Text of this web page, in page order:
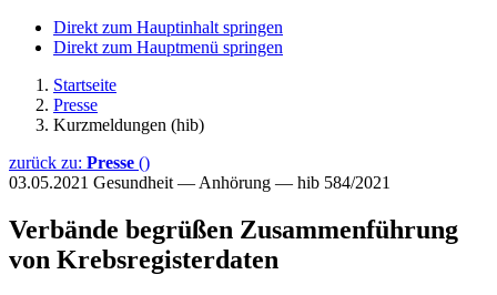
Direkt zum Hauptinhalt springen
Direkt zum Hauptmenü springen
Startseite
Presse
Kurzmeldungen (hib)
zurück zu: Presse ()
03.05.2021 Gesundheit — Anhörung — hib 584/2021
Verbände begrüßen Zusammenführung
von Krebsregisterdaten